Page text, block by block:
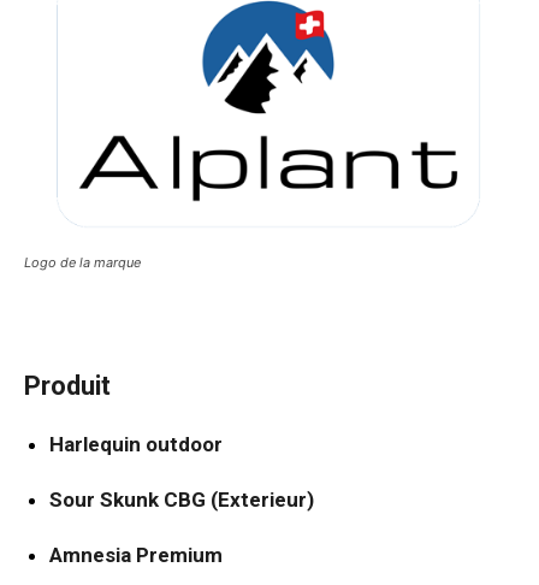
Logo de la marque
Produit
Harlequin outdoor
Sour Skunk CBG (Exterieur)
Amnesia Premium